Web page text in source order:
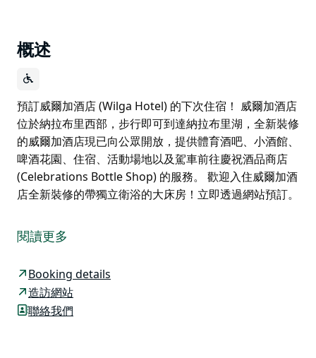
概述
預訂威爾加酒店 (Wilga Hotel) 的下次住宿！ 威爾加酒店
位於納拉布里西部，步行即可到達納拉布里湖，全新裝修
的威爾加酒店現已向公眾開放，提供體育酒吧、小酒館、
啤酒花園、住宿、活動場地以及駕車前往慶祝酒品商店
(Celebrations Bottle Shop) 的服務。 歡迎入住威爾加酒
店全新裝修的帶獨立衛浴的大床房！立即透過網站預訂。
威爾加酒店位於納拉布里西部，步行即可到達納拉布里
吧、小酒館、啤酒花園、住宿、活動場地以及駕車前往慶
祝酒品商店 (Celebrations Bottle Shop) 的服務。
歡迎入住威爾加酒店全新裝修的帶獨立衛浴的大床房！立
閱讀更多
Booking details
造訪網站
聯絡我們